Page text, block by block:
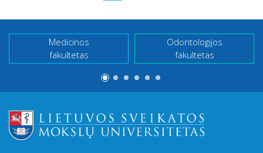
Medicinos
fakultetas
Odontologijos
fakultetas